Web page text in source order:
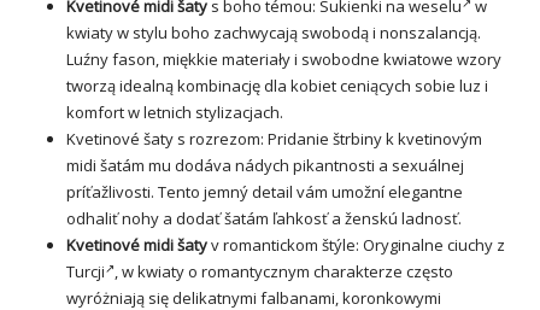
Kvetinové midi šaty s boho témou: Sukienki na weselu
w
kwiaty w stylu boho zachwycają swobodą i nonszalancją.
Luźny fason, miękkie materiały i swobodne kwiatowe wzory
tworzą idealną kombinację dla kobiet ceniących sobie luz i
komfort w letnich stylizacjach.
Kvetinové šaty s rozrezom: Pridanie štrbiny k kvetinovým
midi šatám mu dodáva nádych pikantnosti a sexuálnej
príťažlivosti. Tento jemný detail vám umožní elegantne
odhaliť nohy a dodať šatám ľahkosť a ženskú ladnosť.
Kvetinové midi šatyv romantickom štýle: Oryginalne ciuchy z
Turcji , w kwiaty o romantycznym charakterze często
wyróżniają się delikatnymi falbanami, koronkowymi